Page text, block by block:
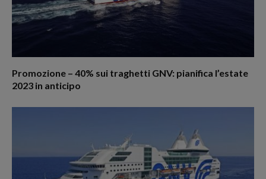
Promozione – 40% sui traghetti GNV: pianifica l’estate
2023 in anticipo